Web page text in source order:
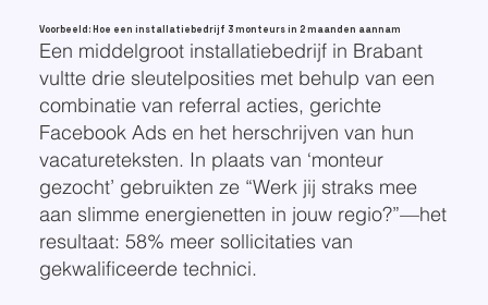
Voorbeeld: Hoe een installatiebedrijf 3 monteurs in 2 maanden aannam
Een middelgroot installatiebedrijf in Brabant
vultte drie sleutelposities met behulp van een
combinatie van referral acties, gerichte
Facebook Ads en het herschrijven van hun
vacatureteksten. In plaats van ‘monteur
gezocht’ gebruikten ze “Werk jij straks mee
aan slimme energienetten in jouw regio?”—het
resultaat: 58% meer sollicitaties van
gekwalificeerde technici.